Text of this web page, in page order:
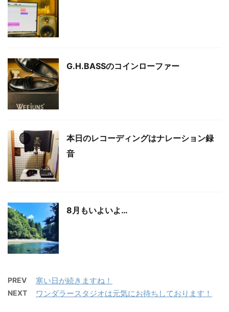
G.H.BASSのコインローファー
本日のレコーディングはナレーション録
音
8月もいよいよ…
PREV 寒い日が続きますね！
NEXT ワンダラースタジオは元気にお待ちしております！